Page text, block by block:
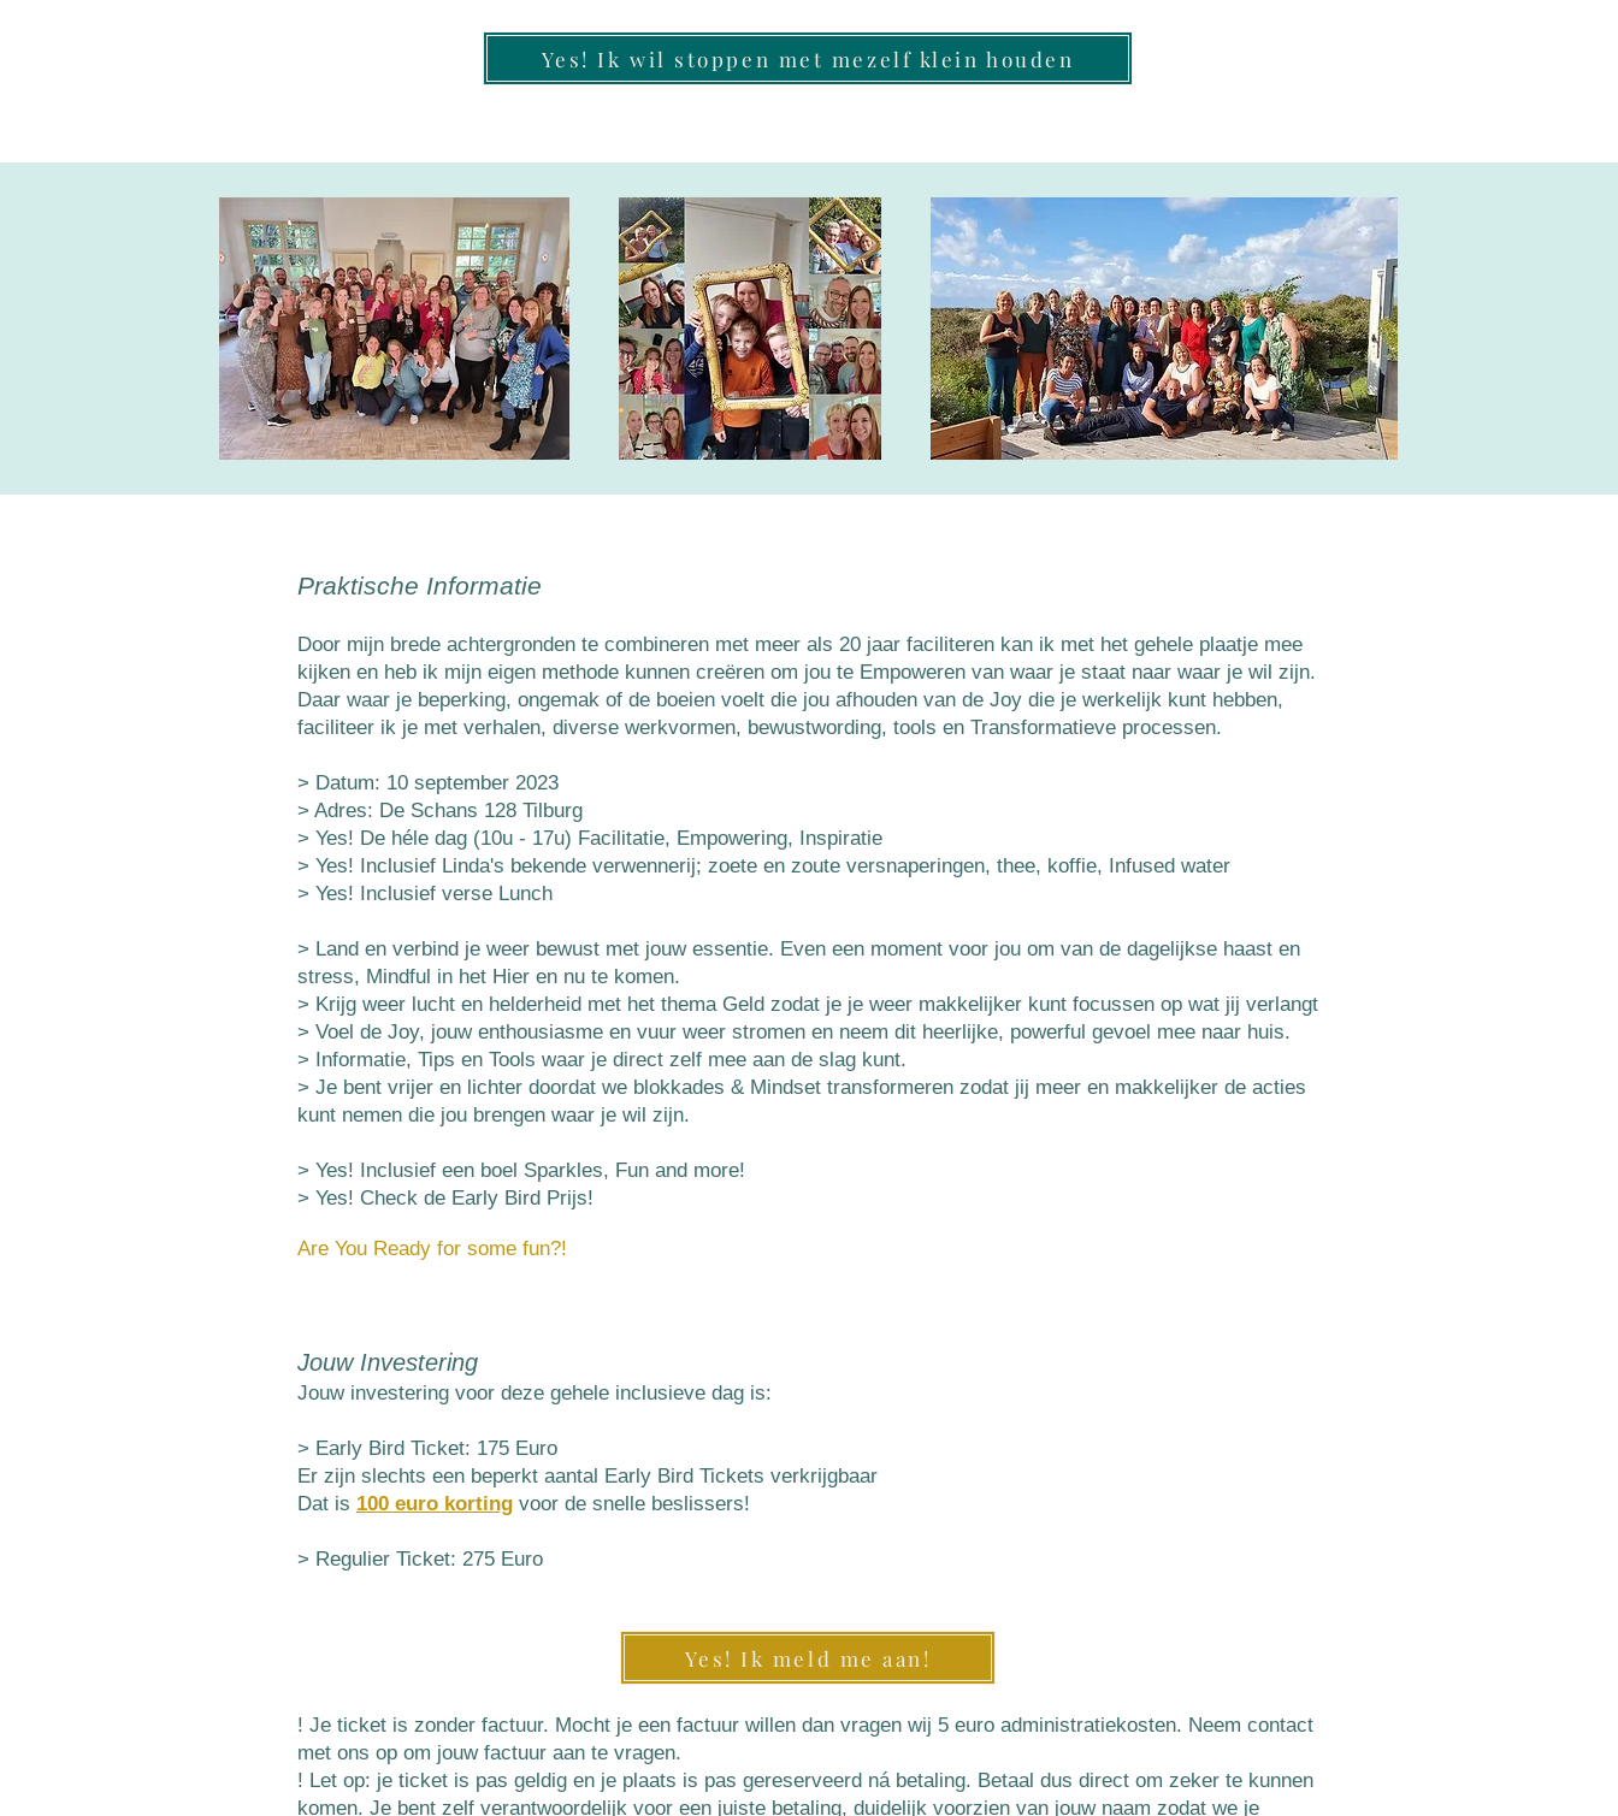
Yes! Ik wil stoppen met mezelf klein houden
Praktische Informatie
Door mijn brede achtergronden te combineren met meer als 20 jaar faciliteren kan ik met het gehele plaatje mee
kijken en heb ik mijn eigen methode kunnen creëren om jou te Empoweren van waar je staat naar waar je wil zijn.
Daar waar je beperking, ongemak of de boeien voelt die jou afhouden van de Joy die je werkelijk kunt hebben,
faciliteer ik je met verhalen, diverse werkvormen, bewustwording, tools en Transformatieve processen.
> Datum: 10 september 2023
> Adres: De Schans 128 Tilburg
> Yes! De héle dag (10u - 17u) Facilitatie, Empowering, Inspiratie
> Yes! Inclusief Linda's bekende verwennerij; zoete en zoute versnaperingen, thee, koffie, Infused water
> Yes! Inclusief verse Lunch
> Land en verbind je weer bewust met jouw essentie. Even een moment voor jou om van de dagelijkse haast en
stress, Mindful in het Hier en nu te komen.
> Krijg weer lucht en helderheid met het thema Geld zodat je je weer makkelijker kunt focussen op wat jij verlangt
> Voel de Joy, jouw enthousiasme en vuur weer stromen en neem dit heerlijke, powerful gevoel mee naar huis.
> Informatie, Tips en Tools waar je direct zelf mee aan de slag kunt.
> Je bent vrijer en lichter doordat we blokkades & Mindset transformeren zodat jij meer en makkelijker de acties
kunt nemen die jou brengen waar je wil zijn.
> Yes! Inclusief een boel Sparkles, Fun and more!
> Yes! Check de Early Bird Prijs!
Are You Ready for some fun?!
Jouw Investering
Jouw investering voor deze gehele inclusieve dag is:
> Early Bird Ticket: 175 Euro
Er zijn slechts een beperkt aantal Early Bird Tickets verkrijgbaar
Dat is 100 euro korting voor de snelle beslissers!
> Regulier Ticket: 275 Euro​​
! Je ticket is zonder factuur. Mocht je een factuur willen dan vragen wij 5 euro administratiekosten. Neem contact
met ons op om jouw factuur aan te vragen.
! Let op: je ticket is pas geldig en je plaats is pas gereserveerd ná betaling. Betaal dus direct om zeker te kunnen
komen. Je bent zelf verantwoordelijk voor een juiste betaling, duidelijk voorzien van jouw naam zodat we je
Yes! Ik meld me aan!